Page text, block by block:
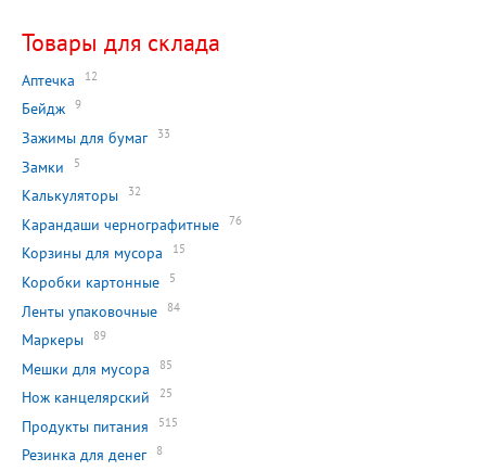
Товары для склада
Аптечка 12
Бейдж 9
Зажимы для бумаг 33
Замки 5
Калькуляторы 32
Карандаши чернографитные 76
Корзины для мусора 15
Коробки картонные 5
Ленты упаковочные 84
Маркеры 89
Мешки для мусора 85
Нож канцелярский 25
Продукты питания 515
Резинка для денег 8